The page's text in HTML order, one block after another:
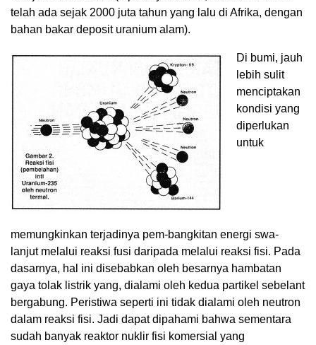
telah ada sejak 2000 juta tahun yang lalu di Afrika, dengan
bahan bakar deposit uranium alam).
Di bumi, jauh
lebih sulit
menciptakan
kondisi yang
diperlukan
untuk
memungkinkan terjadinya pem-bangkitan energi swa-
lanjut melalui reaksi fusi daripada melalui reaksi fisi. Pada
dasarnya, hal ini disebabkan oleh besarnya hambatan
gaya tolak listrik yang, dialami oleh kedua partikel sebelant
bergabung. Peristiwa seperti ini tidak dialami oleh neutron
dalam reaksi fisi. Jadi dapat dipahami bahwa sementara
sudah banyak reaktor nuklir fisi komersial yang